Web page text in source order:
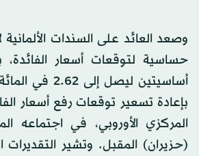
وصعد العائد على السندات الألمانية
حساسية لتوقعات أسعار
أساسيتين ليصل
بإعادة تسعير توقعات رفع أسعار
المركزي الأوروبي، في اجتماعه
(حزيران) المقبل. وتشير التقديرات